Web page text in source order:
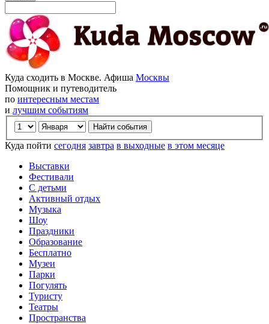
Куда сходить в Москве. Афиша Москвы
Помощник и путеводитель
по интересным местам
и лучшим событиям
Куда пойти сегодня завтра в выходные в этом месяце
Выставки
Фестивали
С детьми
Активный отдых
Музыка
Шоу
Праздники
Образование
Бесплатно
Музеи
Парки
Погулять
Туристу
Театры
Пространства